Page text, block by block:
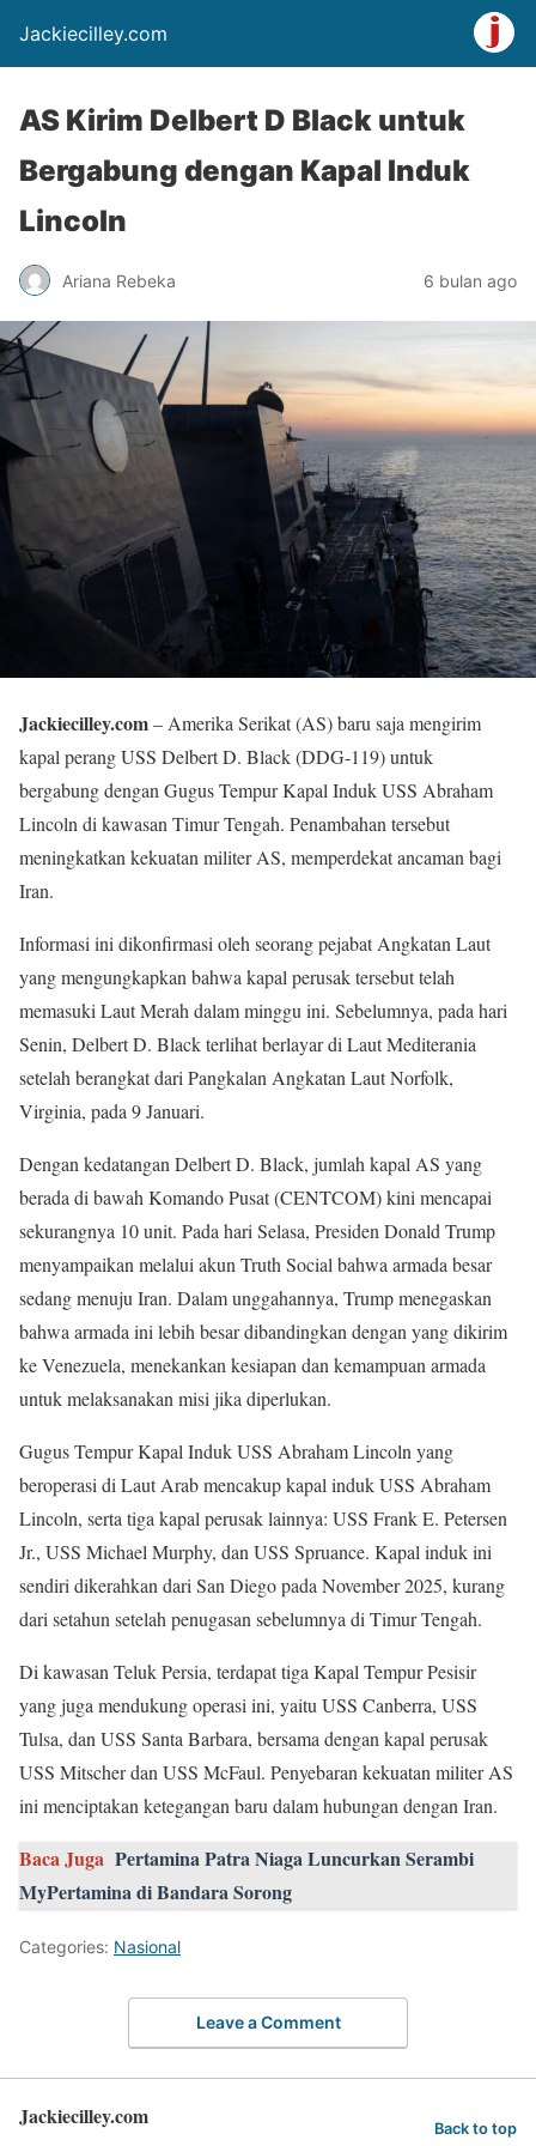
Jackiecilley.com
AS Kirim Delbert D Black untuk
Bergabung dengan Kapal Induk
Lincoln
Ariana Rebeka 6 bulan ago
Jackiecilley.com– Amerika Serikat (AS) baru saja mengirim
kapal perang USS Delbert D. Black (DDG-119) untuk
bergabung dengan Gugus Tempur Kapal Induk USS Abraham
Lincoln di kawasan Timur Tengah. Penambahan tersebut
meningkatkan kekuatan militer AS, memperdekat ancaman bagi
Iran.
Informasi ini dikonfirmasi oleh seorang pejabat Angkatan Laut
yang mengungkapkan bahwa kapal perusak tersebut telah
memasuki Laut Merah dalam minggu ini. Sebelumnya, pada hari
Senin, Delbert D. Black terlihat berlayar di Laut Mediterania
setelah berangkat dari Pangkalan Angkatan Laut Norfolk,
Virginia, pada 9 Januari.
Dengan kedatangan Delbert D. Black, jumlah kapal AS yang
berada di bawah Komando Pusat (CENTCOM) kini mencapai
sekurangnya 10 unit. Pada hari Selasa, Presiden Donald Trump
menyampaikan melalui akun Truth Social bahwa armada besar
sedang menuju Iran. Dalam unggahannya, Trump menegaskan
bahwa armada ini lebih besar dibandingkan dengan yang dikirim
ke Venezuela, menekankan kesiapan dan kemampuan armada
untuk melaksanakan misi jika diperlukan.
Gugus Tempur Kapal Induk USS Abraham Lincoln yang
beroperasi di Laut Arab mencakup kapal induk USS Abraham
Lincoln, serta tiga kapal perusak lainnya: USS Frank E. Petersen
Jr., USS Michael Murphy, dan USS Spruance. Kapal induk ini
sendiri dikerahkan dari San Diego pada November 2025, kurang
dari setahun setelah penugasan sebelumnya di Timur Tengah.
Di kawasan Teluk Persia, terdapat tiga Kapal Tempur Pesisir
yang juga mendukung operasi ini, yaitu USS Canberra, USS
Tulsa, dan USS Santa Barbara, bersama dengan kapal perusak
USS Mitscher dan USS McFaul. Penyebaran kekuatan militer AS
ini menciptakan ketegangan baru dalam hubungan dengan Iran.
Baca Juga Pertamina Patra Niaga Luncurkan Serambi
MyPertamina di Bandara Sorong
Categories: Nasional
Leave a Comment
Jackiecilley.com Back to top